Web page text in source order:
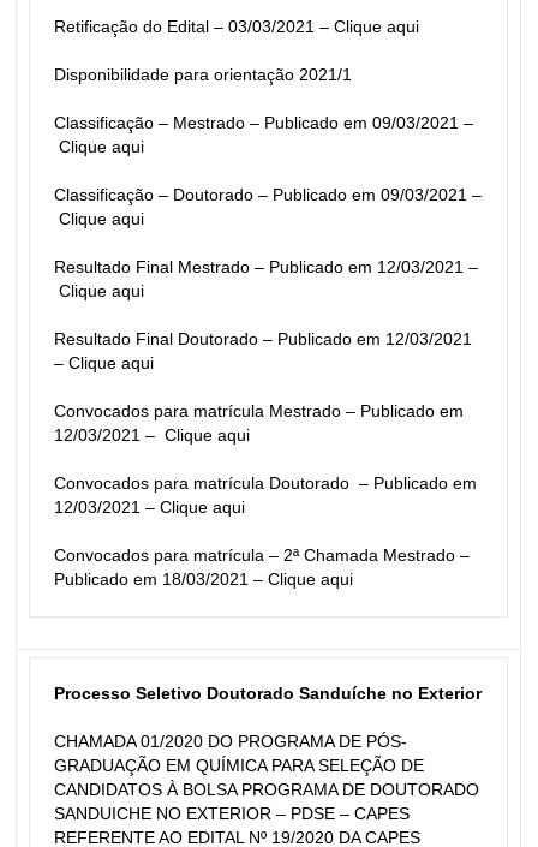
Retificação do Edital – 03/03/2021 – Clique aqui
Disponibilidade para orientação 2021/1
Classificação – Mestrado – Publicado em 09/03/2021 –
Clique aqui
Classificação – Doutorado – Publicado em 09/03/2021 –
Clique aqui
Resultado Final Mestrado – Publicado em 12/03/2021 –
Clique aqui
Resultado Final Doutorado – Publicado em 12/03/2021
– Clique aqui
Convocados para matrícula Mestrado – Publicado em
12/03/2021 – Clique aqui
Convocados para matrícula Doutorado  – Publicado em
12/03/2021 – Clique aqui
Convocados para matrícula – 2ª Chamada Mestrado –
Publicado em 18/03/2021 – Clique aqui
Processo Seletivo Doutorado Sanduíche no Exterior
CHAMADA 01/2020 DO PROGRAMA DE PÓS-
GRADUAÇÃO EM QUÍMICA PARA SELEÇÃO DE
CANDIDATOS À BOLSA PROGRAMA DE DOUTORADO
SANDUICHE NO EXTERIOR – PDSE – CAPES
REFERENTE AO EDITAL Nº 19/2020 DA CAPES